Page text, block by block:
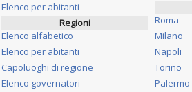
Elenco per abitanti
Regioni
Elenco alfabetico
Elenco per abitanti
Capoluoghi di regione
Elenco governatori
Roma
Milano
Napoli
Torino
Palermo